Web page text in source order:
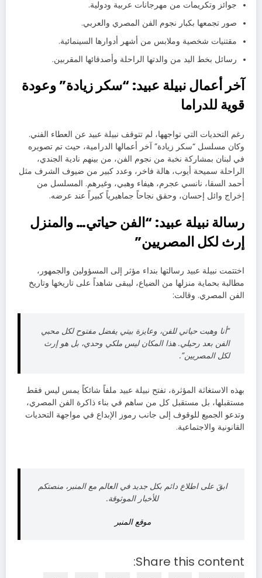
جوائز وتكريمات من مهرجانات عربية ودولية.
صور تجمعها بكبار نجوم الفن المصري والعربي.
مقتنيات شخصية وملابس من أشهر أدوارها السينمائية.
رسائل بخط اليد من والدتها الراحلة وأصدقائها المقربين.
آخر أعمال نبيلة عبيد: “سكر زيادة” وعودة
قوية للدراما
رغم التحديات التي تواجهها، لم تتوقف نبيلة عبيد عن العطاء الفني.
وكان مسلسل “سكر زيادة” آخر أعمالها الدرامية، حيث تم تصويره
في لبنان بمشاركة نخبة من نجوم الفن، من بينهم نادية الجندي،
الراحلة سميحة أيوب، هالة فاخر، وعدد كبير من ضيوف الشرف مثل
أحمد السقا، نانسي عجرم، هيفاء وهبي، وغيرهم. المسلسل من
إخراج وائل إحسان، وحقق نجاحاً جماهيرياً كبيراً عند عرضه.
رسالة نبيلة عبيد: “الفن حياتي… والمنزل
إرث لكل المصريين”
اختتمت نبيلة عبيد رسالتها بنداء مؤثر إلى المسؤولين والجمهور،
مطالبة بحماية منزلها من الضياع، ليبقى شاهداً على تاريخها وتاريخ
الفن المصري. وقالت:
“أنا وهبت حياتي للفن، وعايزة بيتي يفضل مفتوح لكل محبي
الفن بعد رحيلي. هذا المكان ليس ملكي وحدي، بل هو إرث
لكل المصريين”.
بهذه الاستغاثة المؤثرة، تفتح نبيلة عبيد ملفاً شائكاً يمس ليس فقط
مستقبلها، بل مستقبل كل من ساهم في بناء ذاكرة الفن المصري،
وتدعو الجميع للوقوف إلى جانب رموز الإبداع في مواجهة التحديات
القانونية والاجتماعية.
ابقَ على اطلاع دائم بكل جديد في العالم مع المنبر، منصتكم
للأخبار الموثوقة.
موقع المنبر
Share this content: